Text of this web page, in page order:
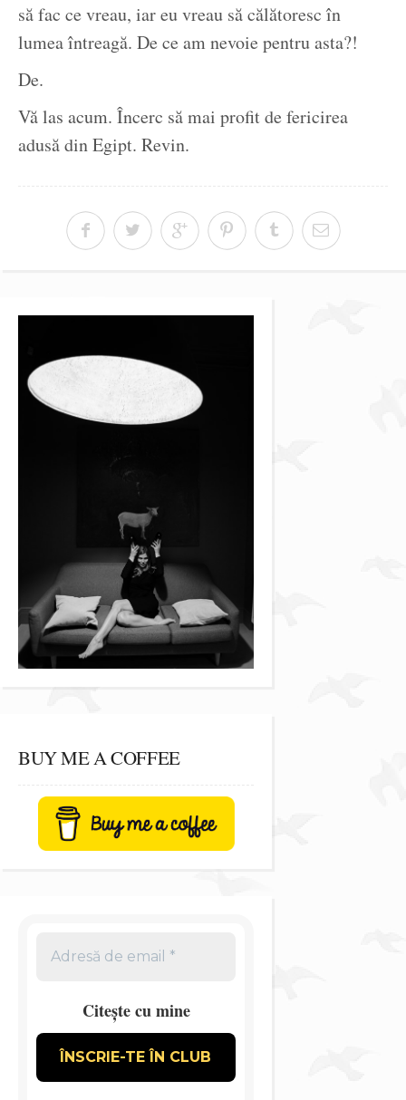
să fac ce vreau, iar eu vreau să călătoresc în
lumea întreagă. De ce am nevoie pentru asta?!
De.
Vă las acum. Încerc să mai profit de fericirea
adusă din Egipt. Revin.
BUY ME A COFFEE
Citește cu mine